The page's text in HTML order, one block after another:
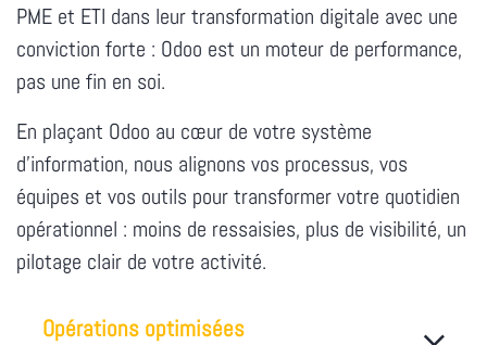
PME et ETI dans leur transformation digitale avec une
conviction forte : Odoo est un moteur de performance,
pas une fin en soi.
En plaçant Odoo au cœur de votre système
d'information, nous alignons vos processus, vos
équipes et vos outils pour transformer votre quotidien
opérationnel : moins de ressaisies, plus de visibilité, un
pilotage clair de votre activité.
Opérations optimisées